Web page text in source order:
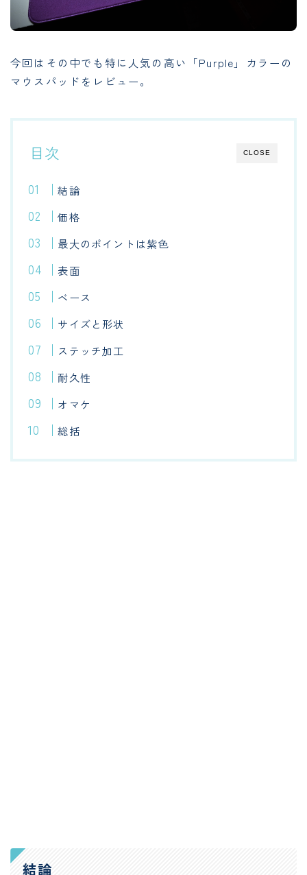
今回はその中でも特に人気の高い「Purple」カラーの
マウスパッドをレビュー。
CLOSE
目次
結論
価格
最大のポイントは紫色
表面
ベース
サイズと形状
ステッチ加工
耐久性
オマケ
総括
結論